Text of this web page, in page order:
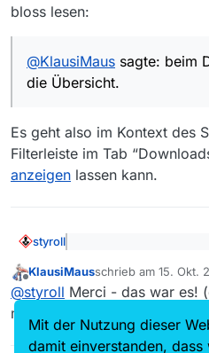
bloss lesen:
@KlausiMaus sagte: beim
die Übersicht.
Es geht also im Kontext des
Filterleiste im Tab
anzeigen lassen kann.
styroll
die Filtereinstellungen
seit geraumer Zeit
zusammengefasst sind
Man muss nicht
bloss lesen:
@KlausiMaussagte:
Offline
KlausiMausschrieb am 15. Okt.
zuletzt editiert von
@styroll Merci - das war es!
mich hier etwas in die Irre
Mit der Nutzung dieser
damit einverstanden,